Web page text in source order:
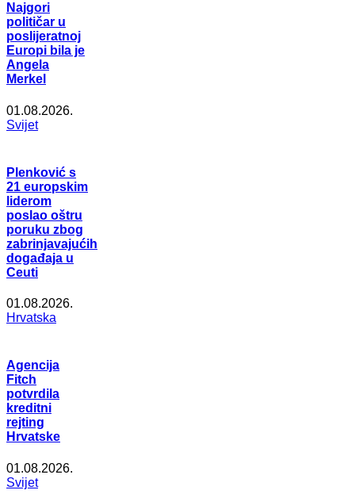
Najgori
političar u
poslijeratnoj
Europi bila je
Angela
Merkel
01.08.2026.
Svijet
Plenković s
21 europskim
liderom
poslao oštru
poruku zbog
zabrinjavajućih
događaja u
Ceuti
01.08.2026.
Hrvatska
Agencija
Fitch
potvrdila
kreditni
rejting
Hrvatske
01.08.2026.
Svijet